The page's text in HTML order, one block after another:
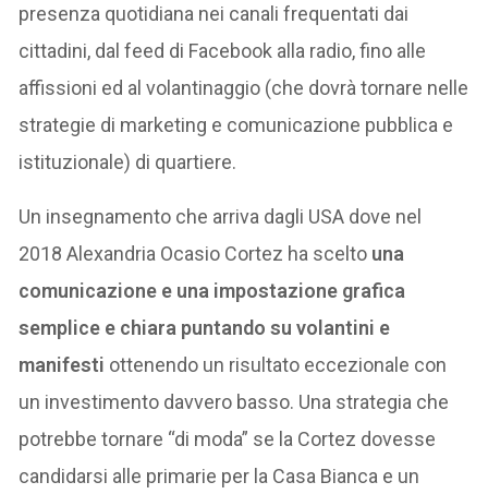
presenza quotidiana nei canali frequentati dai
cittadini, dal feed di Facebook alla radio, fino alle
affissioni ed al volantinaggio (che dovrà tornare nelle
strategie di marketing e comunicazione pubblica e
istituzionale) di quartiere.
Un insegnamento che arriva dagli USA dove nel
2018 Alexandria Ocasio Cortez ha scelto una
comunicazione e una impostazione grafica
semplice e chiara puntando su volantini e
manifesti ottenendo un risultato eccezionale con
un investimento davvero basso. Una strategia che
potrebbe tornare “di moda” se la Cortez dovesse
candidarsi alle primarie per la Casa Bianca e un